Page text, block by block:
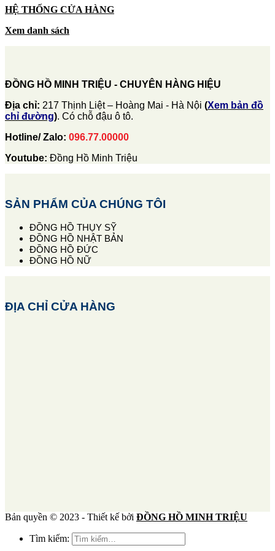
HỆ THỐNG CỬA HÀNG
Xem danh sách
ĐỒNG HỒ MINH TRIỆU - CHUYÊN HÀNG HIỆU
Địa chỉ: 217 Thịnh Liệt – Hoàng Mai - Hà Nội (Xem bản đồ
chỉ đường). Có chỗ đậu ô tô.
Hotline/ Zalo: 096.77.00000
Youtube: Đồng Hồ Minh Triệu
SẢN PHẨM CỦA CHÚNG TÔI
ĐỒNG HỒ THỤY SỸ
ĐỒNG HỒ NHẬT BẢN
ĐỒNG HỒ ĐỨC
ĐỒNG HỒ NỮ
ĐỊA CHỈ CỬA HÀNG
Bản quyền © 2023 - Thiết kế bởi ĐỒNG HỒ MINH TRIỆU
Tìm kiếm: